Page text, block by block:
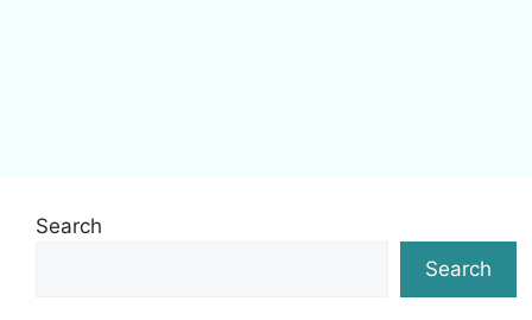
Search
Search